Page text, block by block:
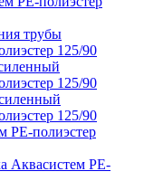
трубы
125/90
125/90
125/90
РЕ-полиэстер
Аквасистем PE-